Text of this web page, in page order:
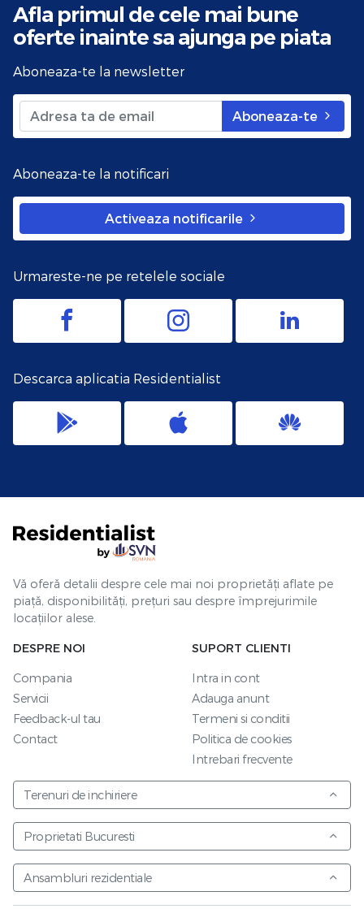
Afla primul de cele mai bune
oferte inainte sa ajunga pe piata
Aboneaza-te la newsletter
Aboneaza-te
Aboneaza-te la notificari
Activeaza notificarile
Urmareste-ne pe retelele sociale
Descarca aplicatia Residentialist
Vă oferă detalii despre cele mai noi proprietăți aflate pe
piață, disponibilități, prețuri sau despre împrejurimile
locațiilor alese.
DESPRE NOI
Compania
Servicii
Feedback-ul tau
Contact
SUPORT CLIENTI
Intra in cont
Adauga anunt
Termeni si conditii
Politica de cookies
Intrebari frecvente
Terenuri de inchiriere
Proprietati Bucuresti
Ansambluri rezidentiale